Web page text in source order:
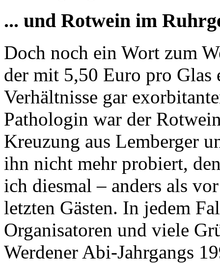
... und Rotwein im
Doch noch ein Wort zum
der mit 5,50 Euro pro Glas
Verhältnisse gar
Pathologin war der
Kreuzung aus Lemberger
ihn nicht mehr probiert,
ich diesmal – anders als
letzten Gästen. In jedem
Organisatoren und viele
Werdener Abi-Jahrgangs